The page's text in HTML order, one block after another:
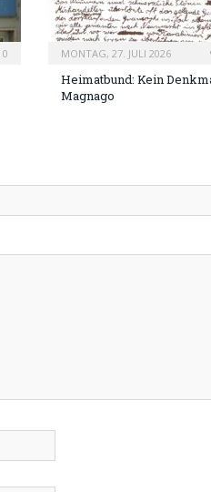
0 MONTAG, 27. JULI 2026
Heimatbund: Kein
Magnago